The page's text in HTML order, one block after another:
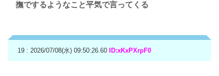
撫でするようなこと平気で言ってくる
19 : 2026/07/08(水) 09:50:26.60 ID:xKxPXrpF0